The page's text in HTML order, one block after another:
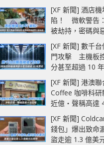
[XF 新聞] 酒店
陷！ 微軟警告
被劫持，密碼與
中招
[XF 新聞] 數千
門攻擊 主機板
分甚至超過 10
[XF 新聞] 港澳
Coffee 咖啡科
近億‧聲稱高達
[XF 新聞]
錢包」爆出致命
盜走逾 1.3 億美